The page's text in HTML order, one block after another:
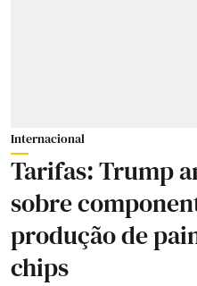
Internacional
Tarifas: Trump
sobre
produção de
chips